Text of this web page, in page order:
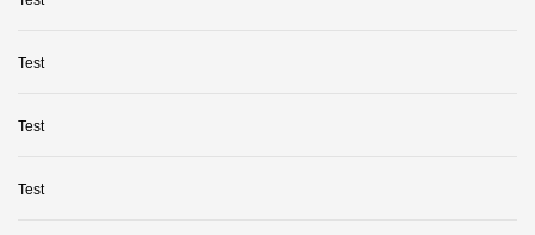
Test
Test
Test